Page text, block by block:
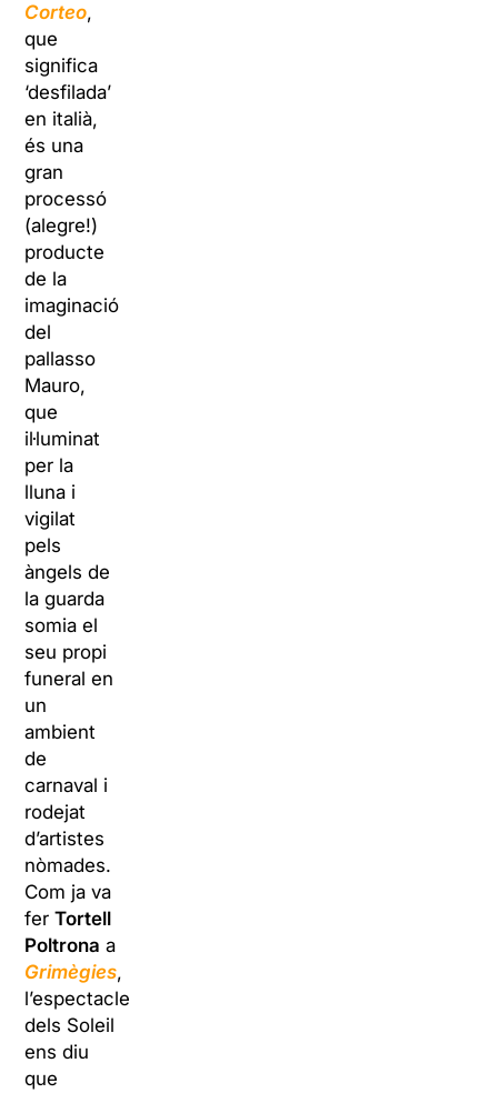
Corteo,
que
significa
‘desfilada’
en italià,
és una
gran
processó
(alegre!)
producte
de la
imaginació
del
pallasso
Mauro,
que
il·luminat
per la
lluna i
vigilat
pels
àngels de
la guarda
somia el
seu propi
funeral en
un
ambient
de
carnaval i
rodejat
d’artistes
nòmades.
Com ja va
ferTortell
Poltrona a
Grimègies,
l’espectacle
dels Soleil
ens diu
que